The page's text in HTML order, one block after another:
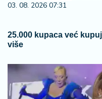
03. 08. 2026 07:31
25.000 kupaca već
više